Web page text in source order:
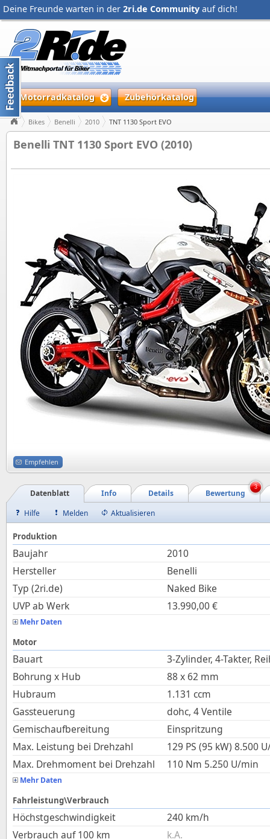
Deine Freunde warten in der 2ri.de Community auf dich!
Motorradkatalog Zubehörkatalog
Bikes Benelli 2010 TNT 1130 Sport EVO
Benelli TNT 1130 Sport EVO (2010)
Empfehlen
Bewertung
Details
Info
Datenblatt
3
Hilfe Melden Aktualisieren
Produktion
Baujahr
2010
Hersteller
Benelli
Typ (2ri.de)
Naked Bike
UVP ab Werk
13.990,00€
Mehr Daten
Motor
Bauart
3-Zylinder, 4-Takter,
Bohrung x Hub
88 x 62 mm
Hubraum
1.131 ccm
Gassteuerung
dohc, 4 Ventile
Gemischaufbereitung
Einspritzung
Max. Leistung bei Drehzahl
129 PS (95 kW) 8.500
Max. Drehmoment bei Drehzahl
110 Nm 5.250 U/min
Mehr Daten
Fahrleistung\Verbrauch
Höchstgeschwindigkeit 240 km/h
Verbrauch auf 100 km
k.A.